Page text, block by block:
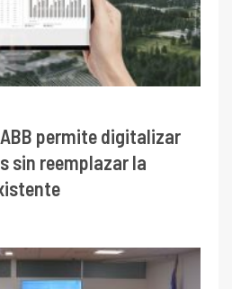
permite digitalizar
sin reemplazar la